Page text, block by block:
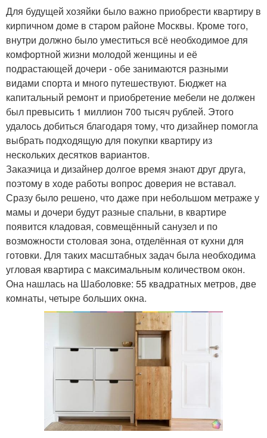
Для будущей хозяйки было важно приобрести квартиру в
кирпичном доме в старом районе Москвы. Кроме того,
внутри должно было уместиться всё необходимое для
комфортной жизни молодой женщины и её
подрастающей дочери - обе занимаются разными
видами спорта и много путешествуют. Бюджет на
капитальный ремонт и приобретение мебели не должен
был превысить 1 миллион 700 тысяч рублей. Этого
удалось добиться благодаря тому, что дизайнер помогла
выбрать подходящую для покупки квартиру из
нескольких десятков вариантов.
Заказчица и дизайнер долгое время знают друг друга,
поэтому в ходе работы вопрос доверия не вставал.
Сразу было решено, что даже при небольшом метраже у
мамы и дочери будут разные спальни, в квартире
появится кладовая, совмещённый санузел и по
возможности столовая зона, отделённая от кухни для
готовки. Для таких масштабных задач была необходима
угловая квартира с максимальным количеством окон.
Она нашлась на Шаболовке: 55 квадратных метров, две
комнаты, четыре больших окна.